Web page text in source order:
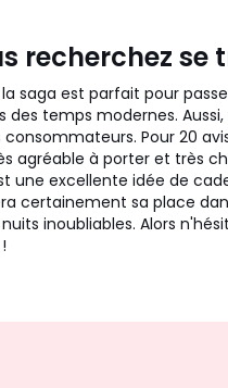
recherchez
saga est parfait pour
des temps modernes.
Pour 20
agréable à porter et très
une excellente idée de
certainement sa place
inoubliables. Alors